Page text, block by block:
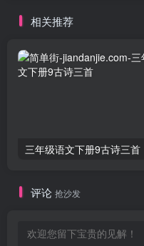
相关推荐
三年级语文下册9古诗三首
评论 抢沙发